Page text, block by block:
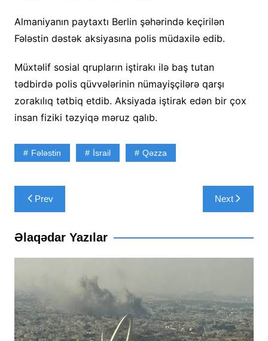
Almaniyanın paytaxtı Berlin şəhərində keçirilən
Fələstin dəstək aksiyasına polis müdaxilə edib.
Müxtəlif sosial qrupların iştirakı ilə baş tutan
tədbirdə polis qüvvələrinin nümayişçilərə qarşı
zorakılıq tətbiq etdib. Aksiyada iştirak edən bir çox
insan fiziki təzyiqə məruz qalıb.
Fələstin İsrail Qəzza
Yazı
naviqasiyası
Prev Next
Əlaqədar Yazılar